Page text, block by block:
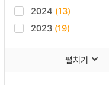
2024 (13)
2023 (19)
펼치기